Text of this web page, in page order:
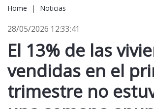
Home | Noticias
28/05/2026 12:33:41
El 13% de las
vendidas en el
trimestre no